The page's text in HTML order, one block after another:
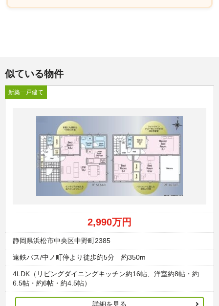
似ている物件
新築一戸建て
2,990万円
静岡県浜松市中央区中野町2385
遠鉄バス/中ノ町停より徒歩約5分 約350m
4LDK（リビングダイニングキッチン約16帖、洋室約8帖・約
6.5帖・約6帖・約4.5帖）
詳細を見る